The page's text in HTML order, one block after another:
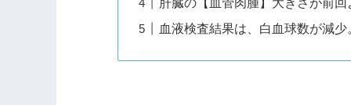
肝臓の【血管肉腫】大きさが前回
血液検査結果は、白血球数が減少